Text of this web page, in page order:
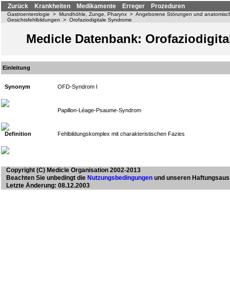
Zurück Krankheiten Medikamente Erreger Prozeduren
Gastroenterologie > Mundhöhle, Zunge, Pharynx > Angeborene Störungen und
Gesichtsfehlbildungen > Orofaziodigitale Syndrome
Medicle Datenbank:
Einleitung
Synonym OFD-Syndrom I
Papillon-Léage-Psaume-Syndrom
Definition Fehlbildungskomplex mit charakteristischen Fazies
Copyright (C) Medicle Organisation 2002-2013
Beachten Sie unbedingt die Nutzungsbedingungen und unseren
Letzte Änderung: 08.12.2003